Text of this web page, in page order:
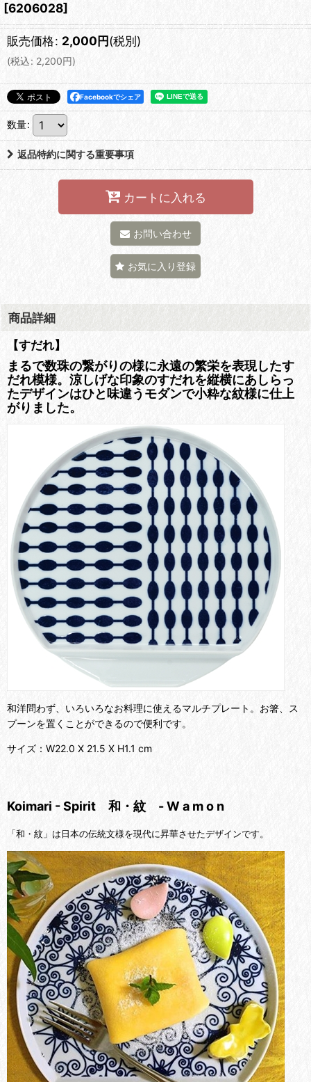
[6206028]
販売価格: 2,000円(税別)
(税込: 2,200円)
Facebookでシェア
数量:
返品特約に関する重要事項
カートに入れる
お問い合わせ
お気に入り登録
商品詳細
【すだれ】
まるで数珠の繋がりの様に永遠の繁栄を表現したす
だれ模様。涼しげな印象のすだれを縦横にあしらっ
たデザインはひと味違うモダンで小粋な紋様に仕上
がりました。
和洋問わず、いろいろなお料理に使えるマルチプレート。お箸、ス
プーンを置くことができるので便利です。
サイズ：W22.0 X 21.5 X H1.1 cm
Koimari - Spirit 和・紋 - W a m o n
「和・紋」は日本の伝統文様を現代に昇華させたデザインです。